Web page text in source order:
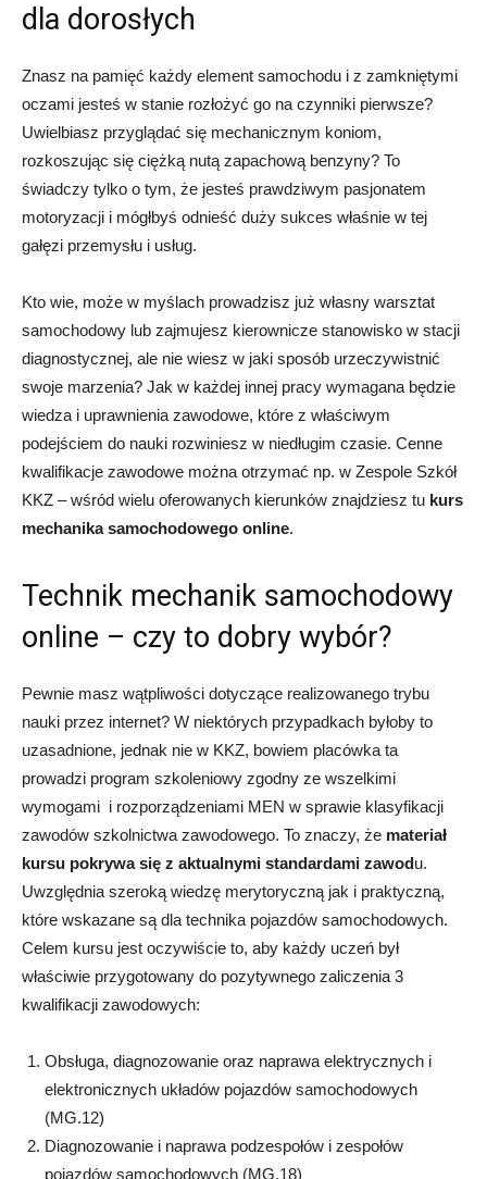
dla dorosłych
Znasz na pamięć każdy element samochodu i z zamkniętymi
oczami jesteś w stanie rozłożyć go na czynniki pierwsze?
Uwielbiasz przyglądać się mechanicznym koniom,
rozkoszując się ciężką nutą zapachową benzyny? To
świadczy tylko o tym, że jesteś prawdziwym pasjonatem
motoryzacji i mógłbyś odnieść duży sukces właśnie w tej
gałęzi przemysłu i usług.
Kto wie, może w myślach prowadzisz już własny warsztat
samochodowy lub zajmujesz kierownicze stanowisko w stacji
diagnostycznej, ale nie wiesz w jaki sposób urzeczywistnić
swoje marzenia? Jak w każdej innej pracy wymagana będzie
wiedza i uprawnienia zawodowe, które z właściwym
podejściem do nauki rozwiniesz w niedługim czasie. Cenne
kwalifikacje zawodowe można otrzymać np. w Zespole Szkół
KKZ – wśród wielu oferowanych kierunków znajdziesz tu kurs
mechanika samochodowego online.
Technik mechanik samochodowy
online – czy to dobry wybór?
Pewnie masz wątpliwości dotyczące realizowanego trybu
nauki przez internet? W niektórych przypadkach byłoby to
uzasadnione, jednak nie w KKZ, bowiem placówka ta
prowadzi program szkoleniowy zgodny ze wszelkimi
wymogami i rozporządzeniami MEN w sprawie klasyfikacji
zawodów szkolnictwa zawodowego. To znaczy, że materiał
kursu pokrywa się z aktualnymi standardami zawodu.
Uwzględnia szeroką wiedzę merytoryczną jak i praktyczną,
które wskazane są dla technika pojazdów samochodowych.
Celem kursu jest oczywiście to, aby każdy uczeń był
właściwie przygotowany do pozytywnego zaliczenia 3
kwalifikacji zawodowych:
Obsługa, diagnozowanie oraz naprawa elektrycznych i
elektronicznych układów pojazdów samochodowych
(MG.12)
Diagnozowanie i naprawa podzespołów i zespołów
pojazdów samochodowych (MG.18)